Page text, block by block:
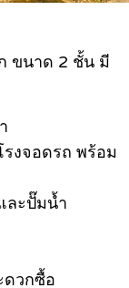
ขนาด 2 ชั้น มี
งจอดรถ พร้อม
ละปั๊มน้ำ
ดวกซื้อ